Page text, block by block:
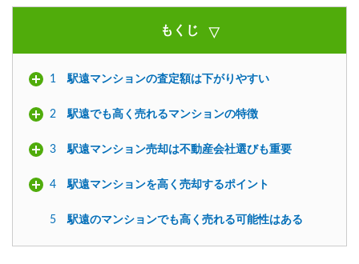
もくじ
1 駅遠マンションの査定額は下がりやすい
2 駅遠でも高く売れるマンションの特徴
3 駅遠マンション売却は不動産会社選びも重要
4 駅遠マンションを高く売却するポイント
5 駅遠のマンションでも高く売れる可能性はある